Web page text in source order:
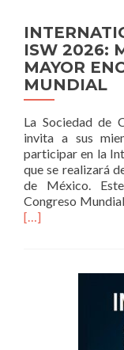
ISW 2026:
MAYOR
MUNDIAL
La Sociedad de
invita a sus
participar en la
que se realizará
de México.
Congreso
[…]